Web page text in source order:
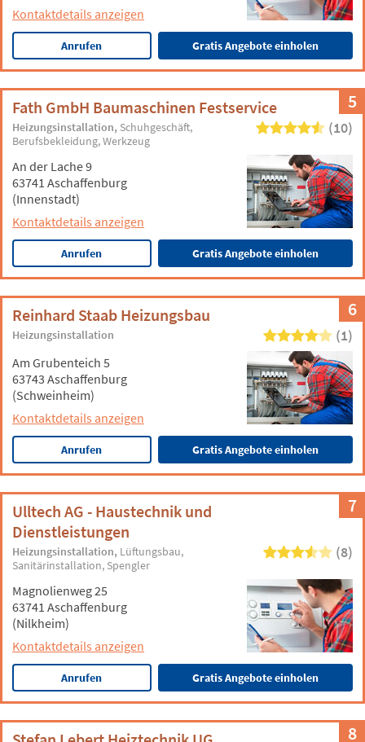
Kontaktdetails anzeigen
Anrufen Gratis Angebote einholen
5
Fath GmbH Baumaschinen Festservice
Heizungsinstallation Schuhgeschäft
Berufsbekleidung Werkzeug
(10)
An der Lache 9
63741 Aschaffenburg
(Innenstadt)
Kontaktdetails anzeigen
Anrufen Gratis Angebote einholen
6
Reinhard Staab Heizungsbau
Heizungsinstallation (1)
Am Grubenteich 5
63743 Aschaffenburg
(Schweinheim)
Kontaktdetails anzeigen
Anrufen Gratis Angebote einholen
7
Ulltech AG - Haustechnik und
Dienstleistungen
Heizungsinstallation Lüftungsbau
Sanitärinstallation Spengler
(8)
Magnolienweg 25
63741 Aschaffenburg
(Nilkheim)
Kontaktdetails anzeigen
Anrufen Gratis Angebote einholen
8